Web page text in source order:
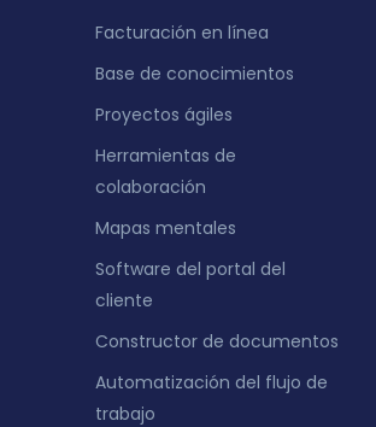
Facturación en línea
Base de conocimientos
Proyectos ágiles
Herramientas de
colaboración
Mapas mentales
Software del portal del
cliente
Constructor de documentos
Automatización del flujo de
trabajo